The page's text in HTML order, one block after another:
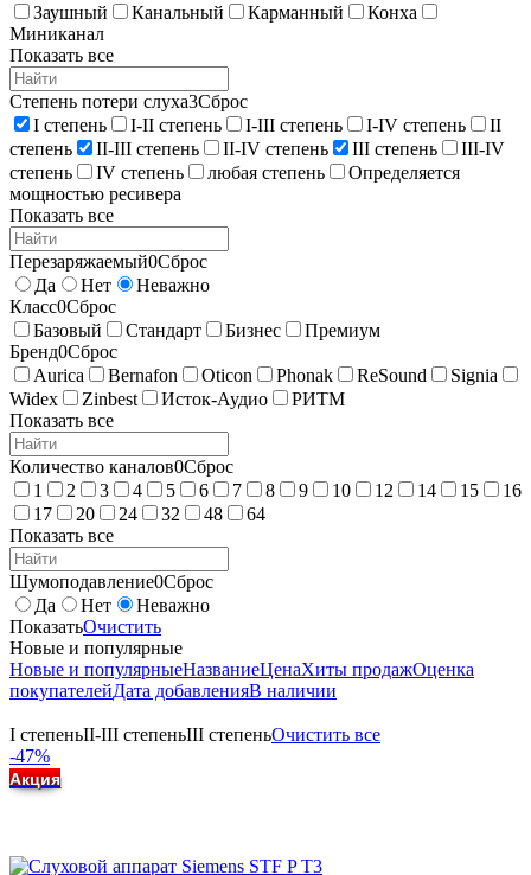
Заушный
Канальный Карманный
Конха
Миниканал
Показать все
Степень потери слуха3Сброс
I степень
I-II степень I-III степень I-IV степень
II
степень
II-III степень II-IV степень III степень
III-IV
степень
IV степень любая степень
Определяется
мощностью ресивера
Показать все
Перезаряжаемый0Сброс
Да
Нет
Неважно
Класс0Сброс
Базовый
Стандарт Бизнес
Премиум
Бренд0Сброс
Aurica
Bernafon Oticon Phonak ReSound
Signia
Widex
Zinbest Исток-Аудио
РИТМ
Показать все
Количество каналов0Сброс
1
2 3 4 5 6 7 8 9 10 12 14 15
16
17
20 24 32 48
64
Показать все
Шумоподавление0Сброс
Да
Нет
Неважно
ПоказатьОчистить
Новые и популярные
Новые и популярныеНазваниеЦенаХиты продажОценка
покупателейДата добавленияВ наличии
I степеньII-III степеньIII степеньОчистить все
-47%
Акция